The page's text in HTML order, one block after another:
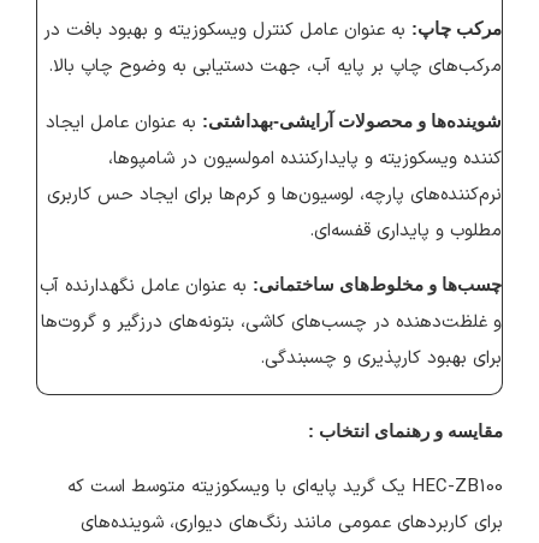
مرکب چاپ: به عنوان عامل کنترل ویسکوزیته و بهبود بافت در
مرکب‌های چاپ بر پایه آب، جهت دستیابی به وضوح چاپ بالا.
شوینده‌ها و محصولات آرایشی-بهداشتی: به عنوان عامل ایجاد
کننده ویسکوزیته و پایدارکننده امولسیون در شامپوها،
نرم‌کننده‌های پارچه، لوسیون‌ها و کرم‌ها برای ایجاد حس کاربری
مطلوب و پایداری قفسه‌ای.
چسب‌ها و مخلوط‌های ساختمانی: به عنوان عامل نگهدارنده آب
و غلظت‌دهنده در چسب‌های کاشی، بتونه‌های درزگیر و گروت‌ها
برای بهبود کارپذیری و چسبندگی.
مقایسه و رهنمای انتخاب :
HEC-ZB100 یک گرید پایه‌ای با ویسکوزیته متوسط است که
برای کاربردهای عمومی مانند رنگ‌های دیواری، شوینده‌های